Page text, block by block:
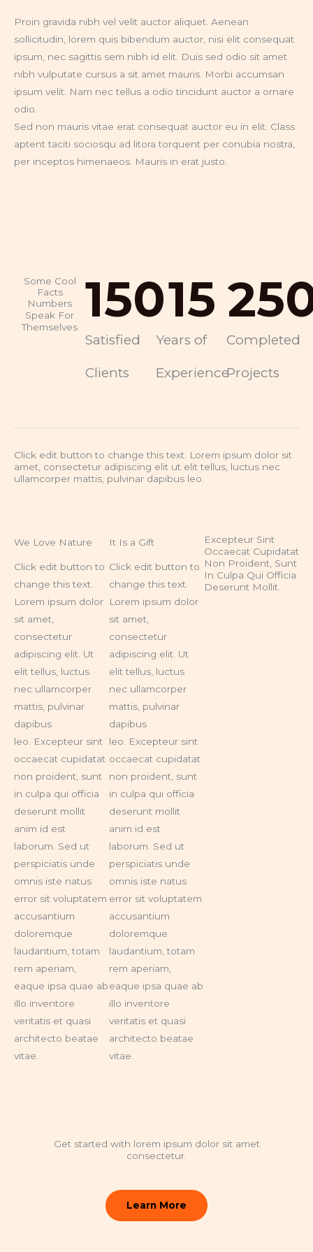
Proin gravida nibh vel velit auctor aliquet. Aenean
sollicitudin, lorem quis bibendum auctor, nisi elit consequat
ipsum, nec sagittis sem nibh id elit. Duis sed odio sit amet
nibh vulputate cursus a sit amet mauris. Morbi accumsan
ipsum velit. Nam nec tellus a odio tincidunt auctor a ornare
odio.
Sed non mauris vitae erat consequat auctor eu in elit. Class
aptent taciti sociosqu ad litora torquent per conubia nostra,
per inceptos himenaeos. Mauris in erat justo.
Some Cool
Facts
Numbers
Speak For
Themselves
Satisfied
Clients
150
Years of
Experience
15
Completed
Projects
Click edit button to change this text. Lorem ipsum dolor sit
amet, consectetur adipiscing elit ut elit tellus, luctus nec
ullamcorper mattis, pulvinar dapibus leo.
We Love Nature
Click edit button to
change this text.
Lorem ipsum dolor
sit amet,
consectetur
adipiscing elit. Ut
elit tellus, luctus
nec ullamcorper
mattis, pulvinar
dapibus
leo. Excepteur sint
occaecat cupidatat
non proident, sunt
in culpa qui officia
deserunt mollit
anim id est
laborum. Sed ut
perspiciatis unde
omnis iste natus
error sit voluptatem
accusantium
doloremque
laudantium, totam
rem aperiam,
eaque ipsa quae ab
illo inventore
veritatis et quasi
architecto beatae
vitae.
It Is a Gift
Click edit button to
change this text.
Lorem ipsum dolor
sit amet,
consectetur
adipiscing elit. Ut
elit tellus, luctus
nec ullamcorper
mattis, pulvinar
dapibus
leo. Excepteur sint
occaecat cupidatat
non proident, sunt
in culpa qui officia
deserunt mollit
anim id est
laborum. Sed ut
perspiciatis unde
omnis iste natus
error sit voluptatem
accusantium
doloremque
laudantium, totam
rem aperiam,
eaque ipsa quae ab
illo inventore
veritatis et quasi
architecto beatae
vitae.
Excepteur Sint
Occaecat Cupidatat
Non Proident, Sunt
In Culpa Qui Officia
Deserunt Mollit.
Get started with lorem ipsum dolor sit amet
consectetur.
Learn More